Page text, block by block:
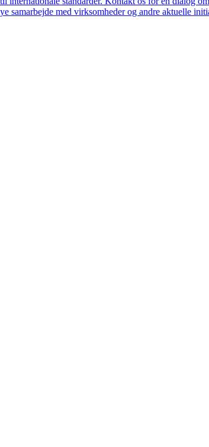
samarbejde med virksomheder og andre aktuelle